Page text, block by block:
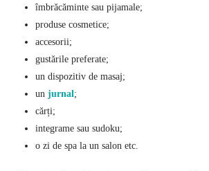
îmbrăcăminte sau pijamale;
produse cosmetice;
accesorii;
gustările preferate;
un dispozitiv de masaj;
un jurnal;
cărți;
integrame sau sudoku;
o zi de spa la un salon etc.